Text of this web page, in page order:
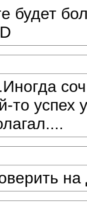
будет
то успех
на